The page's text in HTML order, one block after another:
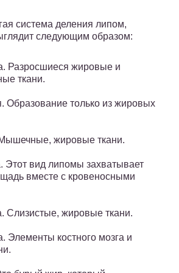
система деления липом,
следующим образом:
Разросшиеся жировые и
ткани.
Образование только из жировых
жировые ткани.
Этот вид липомы захватывает
вместе с кровеносными
Слизистые, жировые ткани.
Элементы костного мозга и